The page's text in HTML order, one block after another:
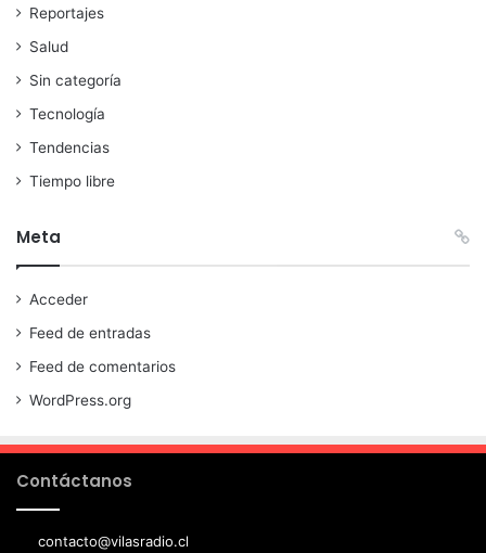
Reportajes
Salud
Sin categoría
Tecnología
Tendencias
Tiempo libre
Meta
Acceder
Feed de entradas
Feed de comentarios
WordPress.org
Contáctanos
contacto@vilasradio.cl